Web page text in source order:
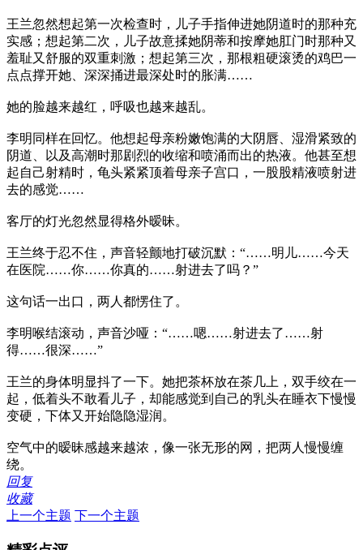
王兰忽然想起第一次检查时，儿子手指伸进她阴道时的那种充
实感；想起第二次，儿子故意揉她阴蒂和按摩她肛门时那种又
羞耻又舒服的双重刺激；想起第三次，那根粗硬滚烫的鸡巴一
点点撑开她、深深捅进最深处时的胀满……
她的脸越来越红，呼吸也越来越乱。
李明同样在回忆。他想起母亲粉嫩饱满的大阴唇、湿滑紧致的
阴道、以及高潮时那剧烈的收缩和喷涌而出的热液。他甚至想
起自己射精时，龟头紧紧顶着母亲子宫口，一股股精液喷射进
去的感觉……
客厅的灯光忽然显得格外暧昧。
王兰终于忍不住，声音轻颤地打破沉默：“……明儿……今天
在医院……你……你真的……射进去了吗？”
这句话一出口，两人都愣住了。
李明喉结滚动，声音沙哑：“……嗯……射进去了……射
得……很深……”
王兰的身体明显抖了一下。她把茶杯放在茶几上，双手绞在一
起，低着头不敢看儿子，却能感觉到自己的乳头在睡衣下慢慢
变硬，下体又开始隐隐湿润。
空气中的暧昧感越来越浓，像一张无形的网，把两人慢慢缠
绕。
回复
收藏
上一个主题 下一个主题